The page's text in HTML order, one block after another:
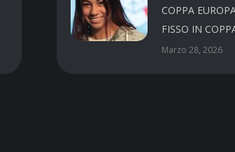
COPPA
FISSO IN
Marzo 28, 2026